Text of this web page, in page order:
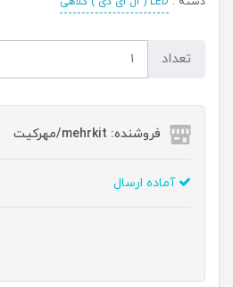
تعداد
فروشنده: mehrkit/مهرکیت
آماده ارسال